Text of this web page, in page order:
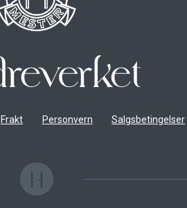
Frakt Personvern Salgsbetingelser